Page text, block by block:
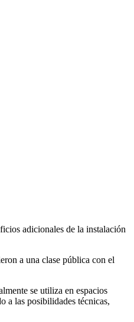
adicionales de la instalación
a una clase pública con el
se utiliza en espacios
a las posibilidades técnicas,